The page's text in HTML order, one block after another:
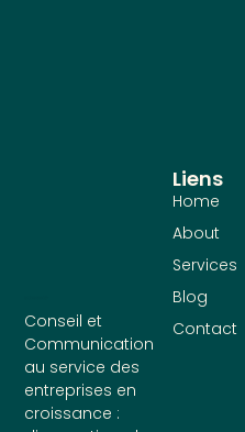
Conseil et
Communication
au service des
entreprises en
croissance :
Liens
Home
About
Services
Blog
Contact